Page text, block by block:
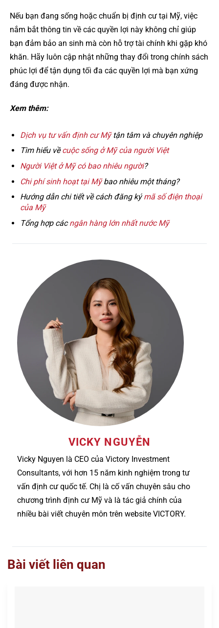
Nếu bạn đang sống hoặc chuẩn bị định cư tại Mỹ, việc
nắm bắt thông tin về các quyền lợi này không chỉ giúp
bạn đảm bảo an sinh mà còn hỗ trợ tài chính khi gặp khó
khăn. Hãy luôn cập nhật những thay đổi trong chính sách
phúc lợi để tận dụng tối đa các quyền lợi mà bạn xứng
đáng được nhận.
Xem thêm:
Dịch vụ tư vấn định cư Mỹtận tâm và chuyên nghiệp
Tìm hiểu vềcuộc sống ở Mỹ của người Việt
Người Việt ở Mỹ có bao nhiêu người?
Chi phí sinh hoạt tại Mỹbao nhiêu một tháng?
Hướng dẫn chi tiết về cách đăng kýmã số điện thoại
của Mỹ
Tổng hợp cácngân hàng lớn nhất nước Mỹ
VICKY NGUYỄN
Vicky Nguyen là CEO của Victory Investment
Consultants, với hơn 15 năm kinh nghiệm trong tư
vấn định cư quốc tế. Chị là cố vấn chuyên sâu cho
chương trình định cư Mỹ và là tác giả chính của
nhiều bài viết chuyên môn trên website VICTORY.
Bài viết liên quan